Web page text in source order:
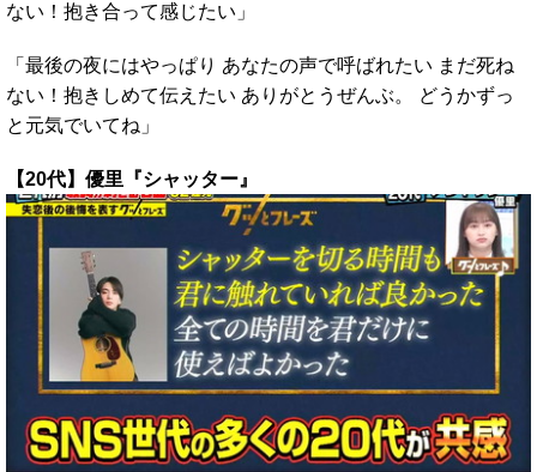
ない！抱き合って感じたい」
「最後の夜にはやっぱり あなたの声で呼ばれたい まだ死ね
ない！抱きしめて伝えたい ありがとうぜんぶ。 どうかずっ
と元気でいてね」
【20代】優里『シャッター』